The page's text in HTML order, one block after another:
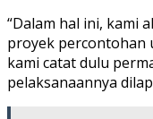
“Dalam hal ini, kami
proyek percontohan
kami catat dulu
pelaksanaannya